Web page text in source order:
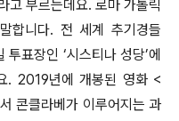
고 부르는데요. 로마 가톨릭
합니다. 전 세계 추기경들
표장인 ‘시스티나 성당’에
. 2019년에 개봉된 영화 <
콘클라베가 이루어지는 과